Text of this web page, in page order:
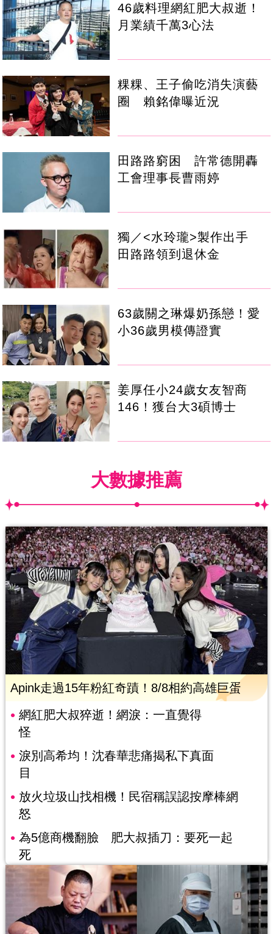
46歲料理網紅肥大叔逝！
月業績千萬3心法
粿粿、王子偷吃消失演藝
圈 賴銘偉曝近況
田路路窮困 許常德開轟
工會理事長曹雨婷
獨／<水玲瓏>製作出手
田路路領到退休金
63歲關之琳爆奶孫戀！愛
小36歲男模傳證實
姜厚任小24歲女友智商
146！獲台大3碩博士
大數據推薦
Apink走過15年粉紅奇蹟！8/8相約高雄巨蛋
網紅肥大叔猝逝！網淚：一直覺得
怪
淚別高希均！沈春華悲痛揭私下真面
目
放火垃圾山找相機！民宿稱誤認按摩棒網
怒
為5億商機翻臉 肥大叔插刀：要死一起
死